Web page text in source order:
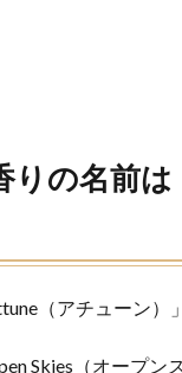
りの名前
（アチューン）
Skies（オープ